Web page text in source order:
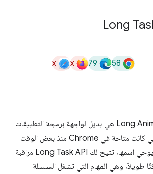
58
79
x
x
‫Long Animation Frames API هي بديل لواجهة برمجة التطبيقات
Long Tasks API التي كانت متاحة في Chrome منذ بعض الوقت
(منذ الإصدار 58). كما يوحي اسمها، تتيح لك Long Task API مراقبة
طويلاً، وهي المهام التي تشغل السلسلة